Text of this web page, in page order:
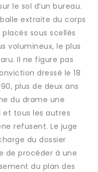
le sol d’un bureau.
extraite du corps
sous scellés
volumineux, le plus
Il ne figure pas
dressé le 18
plus de deux ans
du drame une
et tous les autres
refusent. Le juge
du dossier
de procéder à une
du plan des